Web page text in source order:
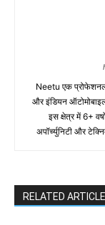
Neetu एक प्रोफेशनल
और इंडियन
इस क्षेत्र में 6+
अपॉर्च्युनिटी और
RELATED